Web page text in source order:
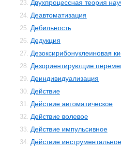
23. Двухпроцессная теория
24. Деавтоматизация
25. Дебильность
26. Дедукция
27. Дезоксирибонуклеиновая
28. Дезориентирующие
29. Деиндивидуализация
30. Действие
31. Действие автоматическое
32. Действие волевое
33. Действие импульсивное
34. Действие инструментальное